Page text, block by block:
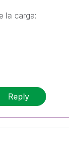
la carga:
Reply